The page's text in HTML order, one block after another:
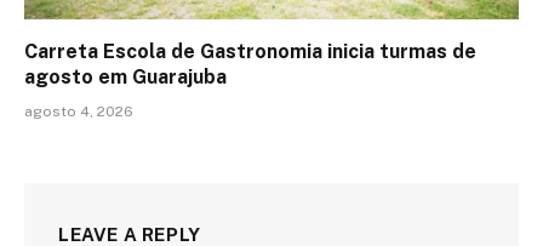
Carreta Escola de Gastronomia inicia turmas de
agosto em Guarajuba
agosto 4, 2026
LEAVE A REPLY